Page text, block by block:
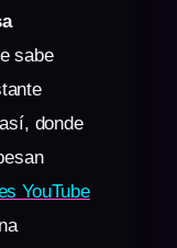
sabe
donde
YouTube